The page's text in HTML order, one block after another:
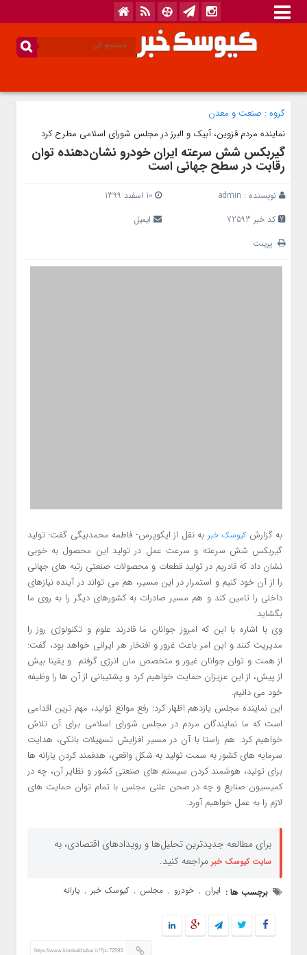
گروه : صنعت و معدن
نماینده مردم قزوین، آبیک و البرز در مجلس شورای اسلامی مطرح کرد
گیربکس شش سرعته ایران خودرو نشان‌دهنده توان
رقابت در سطح جهانی است
نویسنده : admin
10 اسفند 1399
کد خبر 72593
ایمیل
پرینت
به گزارش کیوسک خبر به نقل از ایکوپرس- فاطمه محمدبیگی گفت: تولید
گیربکس شش سرعته و سرعت عمل در تولید این محصول به خوبی
نشان داد که قادریم در تولید قطعات و محصولات صنعتی رتبه های جهانی
را از آن خود کنیم و استمرار در این مسیر، هم می تواند در آینده نیازهای
داخلی را تامین کند و هم مسیر صادرات به کشورهای دیگر را به روی ما
بگشاید.
وی با اشاره با این که امروز جوانان ما قادرند علوم و تکنولوژی روز را
مدیریت کنند و این امر باعث غرور و افتخار هر ایرانی خواهد بود، گفت:
از همت و توان جوانان غیور و متخصص مان انرژی گرفتم و یقینا بیش
از پیش، از این عزیزان حمایت خواهیم کرد و پشتیبانی از آن ها را وظیفه
خود می دانیم.
این نماینده مجلس یازدهم اظهار کرد: رفع موانع تولید، مهم ترین اقدامی
است که ما نمایندگان مردم در مجلس شورای اسلامی برای آن تلاش
خواهیم کرد. هم راستا با آن در مسیر افزایش تسهیلات بانکی، هدایت
سرمایه های کشور به سمت تولید به شکل واقعی، هدفمند کردن یارانه ها
برای تولید، هوشمند کردن سیستم های صنعتی کشور و نظایر آن، چه در
کمیسیون صنایع و چه در صحن علنی مجلس با تمام توان حمایت های
لازم را به عمل خواهیم آورد.
برای مطالعه جدیدترین تحلیل‌ها و رویدادهای اقتصادی، به
سایت کیوسک خبر مراجعه کنید.
برچسب ها : ایران , خودرو , مجلس , کیوسک خبر , یارانه
https://www.kioskekhabar.ir/?p=72593